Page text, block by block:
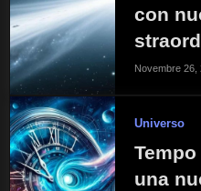
con
Novembre 26,
Universo
una